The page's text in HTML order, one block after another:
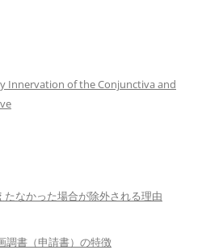
Innervation of the Conjunctiva and
なかった場合が除外される理由
調書（申請書）の特徴